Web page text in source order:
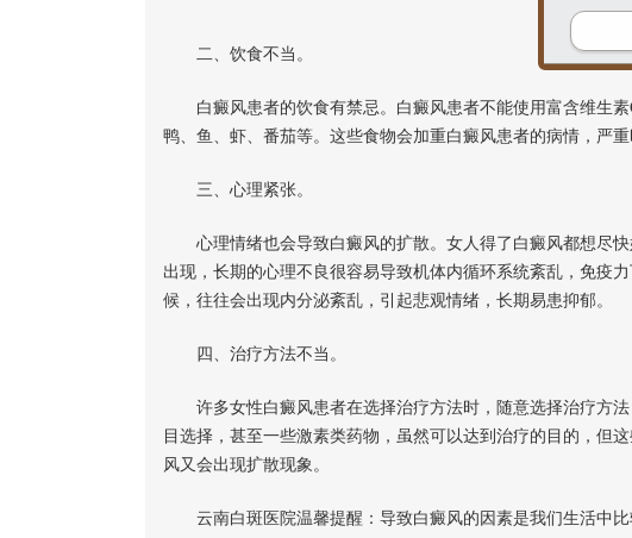
二、饮食不当。
白癜风患者的饮食有禁忌。白癜风患者不能使用富含维生素
鸭、鱼、虾、番茄等。这些食物会加重白癜风患者的病情，严重
三、心理紧张。
心理情绪也会导致白癜风的扩散。女人得了白癜风都想尽快
出现，长期的心理不良很容易导致机体内循环系统紊乱，免疫
候，往往会出现内分泌紊乱，引起悲观情绪，长期易患抑郁。
四、治疗方法不当。
许多女性白癜风患者在选择治疗方法时，随意选择治疗方法
目选择，甚至一些激素类药物，虽然可以达到治疗的目的，但
风又会出现扩散现象。
云南白斑医院温馨提醒：导致白癜风的因素是我们生活中比